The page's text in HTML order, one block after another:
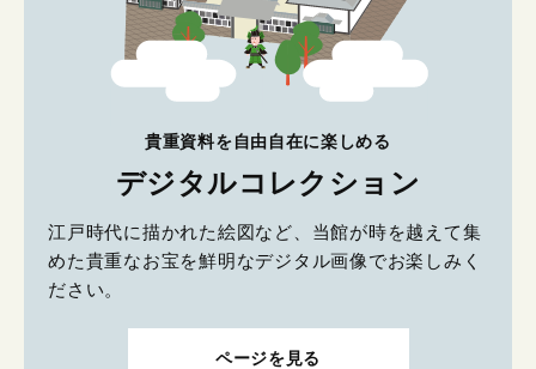
貴重資料を自由自在に楽しめる
デジタルコレクション
江戸時代に描かれた絵図など、当館が時を越えて集
めた貴重なお宝を鮮明なデジタル画像でお楽しみく
ださい。
ページを見る